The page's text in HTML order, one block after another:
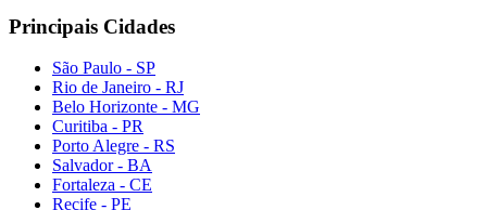
Principais Cidades
São Paulo - SP
Rio de Janeiro - RJ
Belo Horizonte - MG
Curitiba - PR
Porto Alegre - RS
Salvador - BA
Fortaleza - CE
Recife - PE